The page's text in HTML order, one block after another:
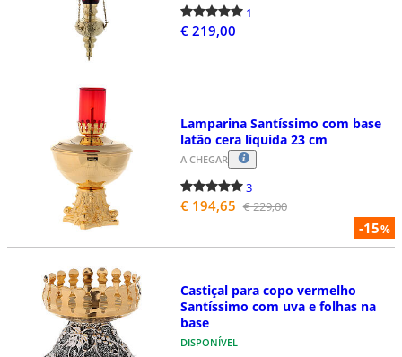
1
€ 219,00
-15%
Lamparina Santíssimo com base
latão cera líquida 23 cm
A CHEGAR
3
€ 194,65 € 229,00
Castiçal para copo vermelho
Santíssimo com uva e folhas na
base
DISPONÍVEL